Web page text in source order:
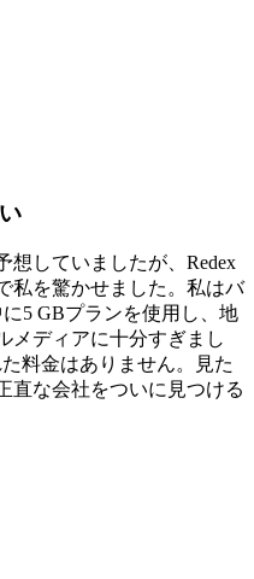
想していましたが、Redex
私を驚かせました。私はバ
5 GBプランを使用し、地
メディアに十分すぎまし
料金はありません。見た
直な会社をついに見つける